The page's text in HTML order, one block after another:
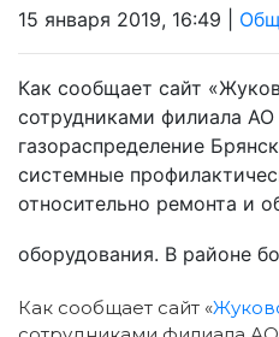
15 января 2019, 16:49 |
Как сообщает сайт
сотрудниками филиала АО
газораспределение
системные
относительно ремонта и
оборудования. В районе
Как сообщает сайт «